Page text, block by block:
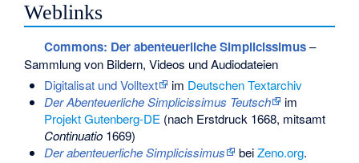
Weblinks
Commons: Der abenteuerliche Simplicissimus–
Sammlung von Bildern, Videos und Audiodateien
Digitalisat und Volltext
im Deutschen Textarchiv
Der Abenteuerliche Simplicissimus Teutsch
im
Projekt Gutenberg-DE (nach Erstdruck 1668, mitsamt
Continuatio1669)
Der abenteuerliche Simplicissimus
beiZeno.org.